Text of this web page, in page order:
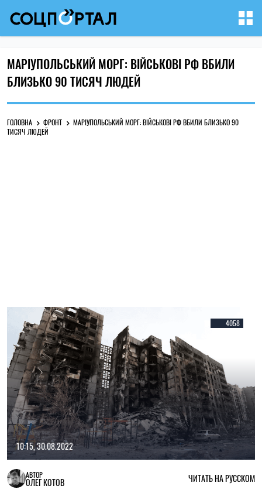
МАРІУПОЛЬСЬКИЙ МОРГ: ВІЙСЬКОВІ РФ ВБИЛИ
БЛИЗЬКО 90 ТИСЯЧ ЛЮДЕЙ
ГОЛОВНА ФРОНТ
МАРІУПОЛЬСЬКИЙ МОРГ: ВІЙСЬКОВІ РФ ВБИЛИ БЛИЗЬКО 90
ТИСЯЧ ЛЮДЕЙ
4058
10:15, 30.08.2022
АВТОР
ОЛЕГ КОТОВ ЧИТАТЬ НА РУССКОМ